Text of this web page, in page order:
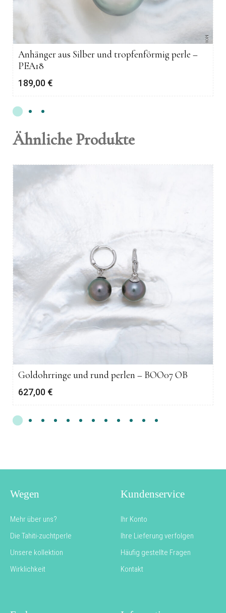
Anhänger aus Silber und tropfenförmig perle –
PEA18
189,00 €
Ähnliche Produkte
Goldohrringe und rund perlen – BOO07 OB
627,00 €
Wegen
Mehr über uns?
Die Tahiti-zuchtperle
Unsere kollektion
Wirklichkeit
Kundenservice
Ihr Konto
Ihre Lieferung verfolgen
Häufig gestellte Fragen
Kontakt